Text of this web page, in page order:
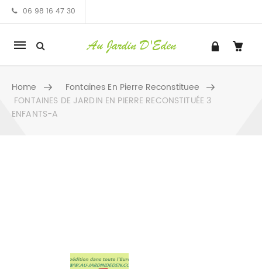
06 98 16 47 30
Mobile
navigation
Home
Fontaines En Pierre Reconstituee
FONTAINES DE JARDIN EN PIERRE RECONSTITUÉE 3
ENFANTS-A